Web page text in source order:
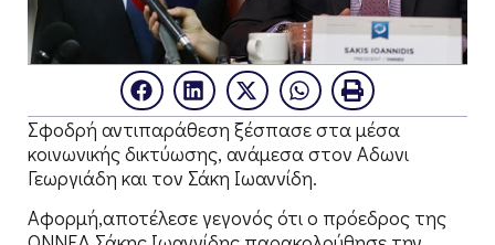
Σφοδρή αντιπαράθεση ξέσπασε στα μέσα
κοινωνικής δικτύωσης, ανάμεσα στον Αδωνι
Γεωργιάδη και τον Σάκη Ιωαννίδη.
Αφορμή,αποτέλεσε γεγονός ότι ο πρόεδρος της